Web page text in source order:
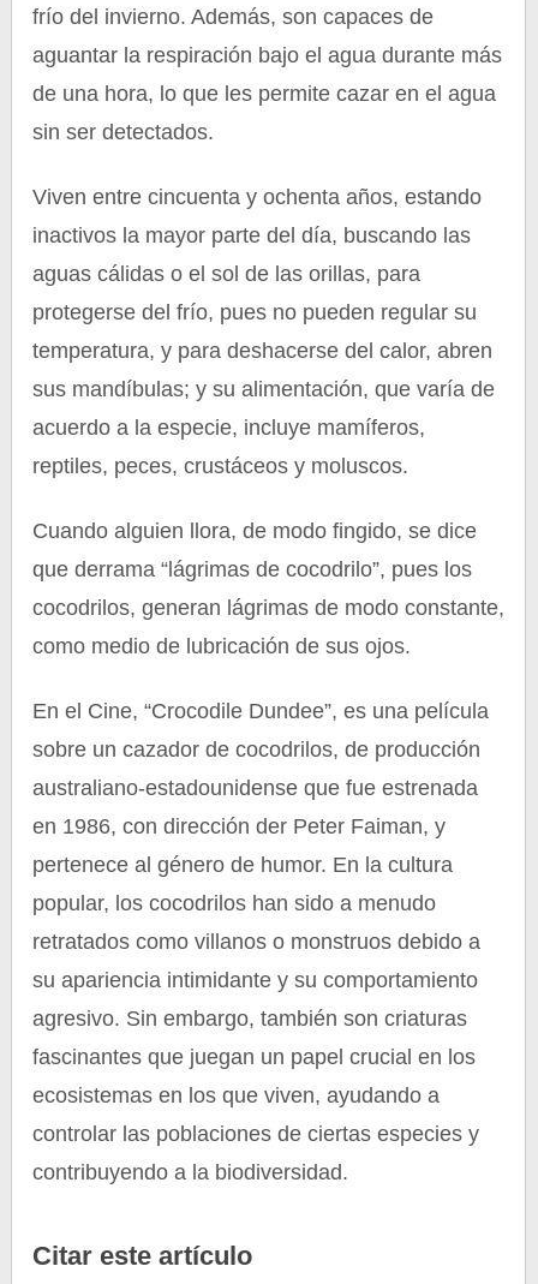
frío del invierno. Además, son capaces de
aguantar la respiración bajo el agua durante más
de una hora, lo que les permite cazar en el agua
sin ser detectados.
Viven entre cincuenta y ochenta años, estando
inactivos la mayor parte del día, buscando las
aguas cálidas o el sol de las orillas, para
protegerse del frío, pues no pueden regular su
temperatura, y para deshacerse del calor, abren
sus mandíbulas; y su alimentación, que varía de
acuerdo a la especie, incluye mamíferos,
reptiles, peces, crustáceos y moluscos.
Cuando alguien llora, de modo fingido, se dice
que derrama “lágrimas de cocodrilo”, pues los
cocodrilos, generan lágrimas de modo constante,
como medio de lubricación de sus ojos.
En el Cine, “Crocodile Dundee”, es una película
sobre un cazador de cocodrilos, de producción
australiano-estadounidense que fue estrenada
en 1986, con dirección der Peter Faiman, y
pertenece al género de humor. En la cultura
popular, los cocodrilos han sido a menudo
retratados como villanos o monstruos debido a
su apariencia intimidante y su comportamiento
agresivo. Sin embargo, también son criaturas
fascinantes que juegan un papel crucial en los
ecosistemas en los que viven, ayudando a
controlar las poblaciones de ciertas especies y
contribuyendo a la biodiversidad.
Citar este artículo